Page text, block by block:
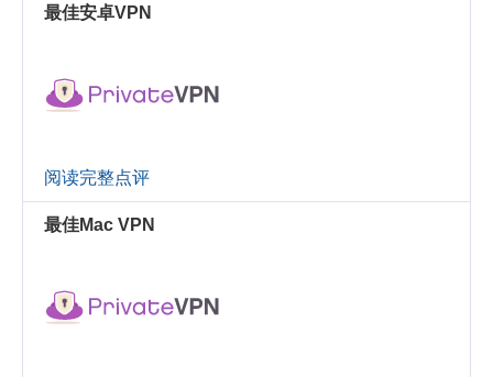
最佳安卓VPN
阅读完整点评
最佳Mac VPN